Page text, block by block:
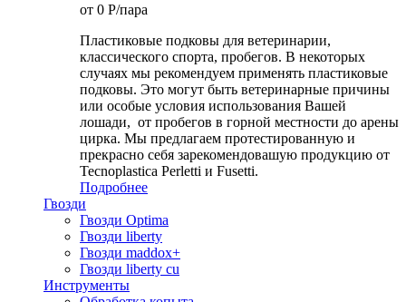
от 0 P/пара
Пластиковые подковы для ветеринарии,
классического спорта, пробегов. В некоторых
случаях мы рекомендуем применять пластиковые
подковы. Это могут быть ветеринарные причины
или особые условия использования Вашей
лошади, от пробегов в горной местности до арены
цирка. Мы предлагаем протестированную и
прекрасно себя зарекомендовашую продукцию от
Tecnoplastica Perletti и Fusetti.
Подробнее
Гвозди
Гвозди Optima
Гвозди liberty
Гвозди maddox+
Гвозди liberty cu
Инструменты